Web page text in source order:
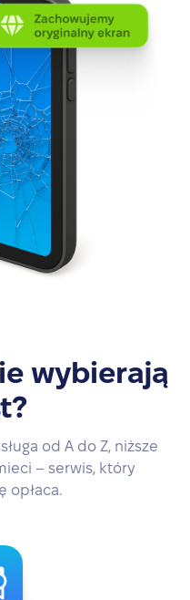
wybierają
od A do Z, niższe
– serwis, który
opłaca.